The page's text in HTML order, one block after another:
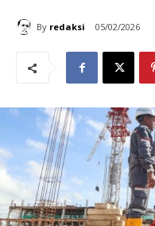
By redaksi 05/02/2026